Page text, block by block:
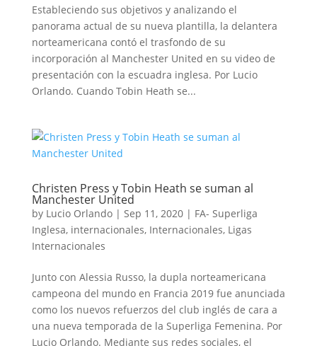
Estableciendo sus objetivos y analizando el
panorama actual de su nueva plantilla, la delantera
norteamericana contó el trasfondo de su
incorporación al Manchester United en su video de
presentación con la escuadra inglesa. Por Lucio
Orlando. Cuando Tobin Heath se...
Christen Press y Tobin Heath se suman al
Manchester United
by Lucio Orlando| Sep 11, 2020| FA- Superliga
Inglesa, internacionales, Internacionales, Ligas
Internacionales
Junto con Alessia Russo, la dupla norteamericana
campeona del mundo en Francia 2019 fue anunciada
como los nuevos refuerzos del club inglés de cara a
una nueva temporada de la Superliga Femenina. Por
Lucio Orlando. Mediante sus redes sociales, el